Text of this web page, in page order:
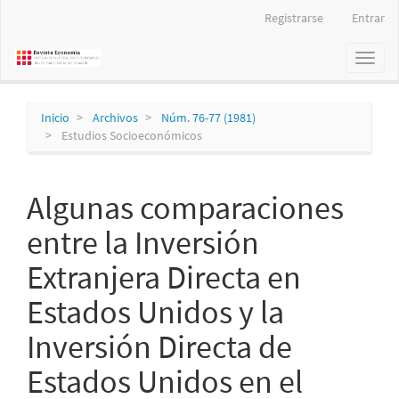
principal
Registrarse Entrar
Toggle
Inicio Archivos
Núm. 76-77 (1981)
Estudios Socioeconómicos
Algunas comparaciones
entre la Inversión
Extranjera Directa en
Estados Unidos y la
Inversión Directa de
Estados Unidos en el